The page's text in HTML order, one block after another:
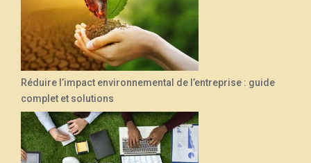
Réduire l’impact environnemental de l’entreprise : guide
complet et solutions